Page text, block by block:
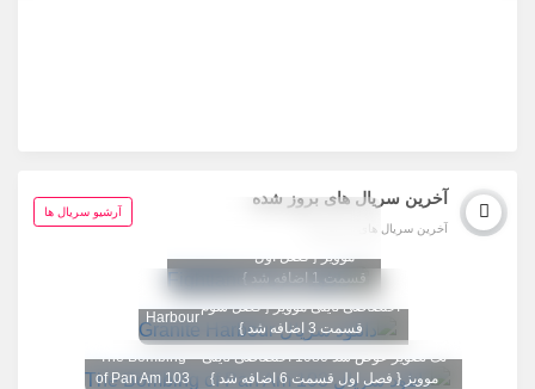
آخرین سریال های بروز شده
آخرین سریال های بروز شده
آرشیو سریال ها
موویز { فصل اول
قسمت 1 اضافه شد }
تگ تصویر عوض شد 1080
اختصاصی تاینی موویز { فصل سوم
قسمت 3 اضافه شد }
Granite
Harbour
تگ تصویر عوض شد 1080 اختصاصی تاینی
موویز { فصل اول قسمت 6 اضافه شد }
The Bombing
of Pan Am 103